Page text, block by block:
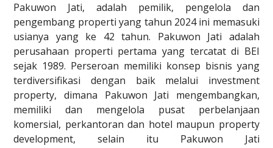
Pakuwon Jati, adalah pemilik, pengelola dan
pengembang properti yang tahun 2024 ini memasuki
usianya yang ke 42 tahun. Pakuwon Jati adalah
perusahaan properti pertama yang tercatat di BEI
sejak 1989. Perseroan memiliki konsep bisnis yang
terdiversifikasi dengan baik melalui investment
property, dimana Pakuwon Jati mengembangkan,
memiliki dan mengelola pusat perbelanjaan
komersial, perkantoran dan hotel maupun property
development, selain itu Pakuwon Jati